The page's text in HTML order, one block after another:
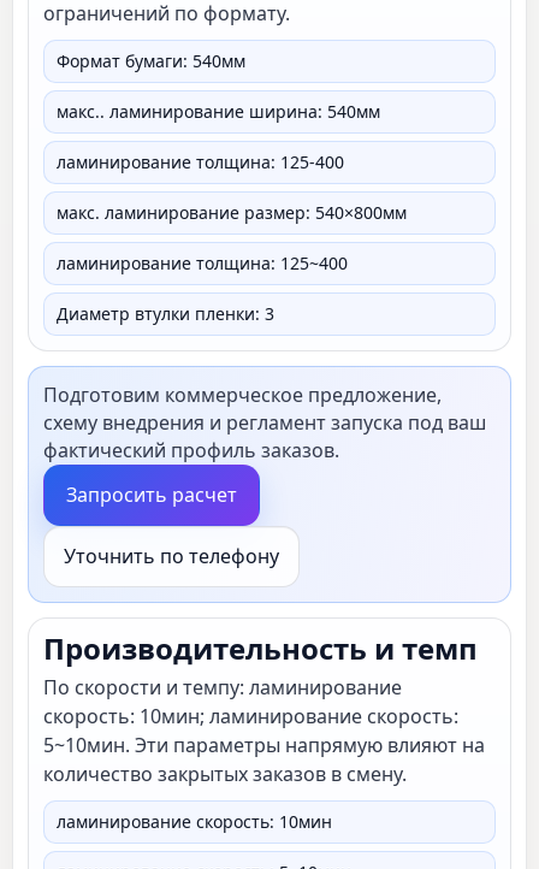
ограничений по формату.
Формат бумаги: 540мм
макс.. ламинирование ширина: 540мм
ламинирование толщина: 125-400
макс. ламинирование размер: 540×800мм
ламинирование толщина: 125~400
Диаметр втулки пленки: 3
Подготовим коммерческое предложение,
схему внедрения и регламент запуска под ваш
фактический профиль заказов.
Запросить расчет
Уточнить по телефону
Производительность и темп
По скорости и темпу: ламинирование
скорость: 10мин; ламинирование скорость:
5~10мин. Эти параметры напрямую влияют на
количество закрытых заказов в смену.
ламинирование скорость: 10мин